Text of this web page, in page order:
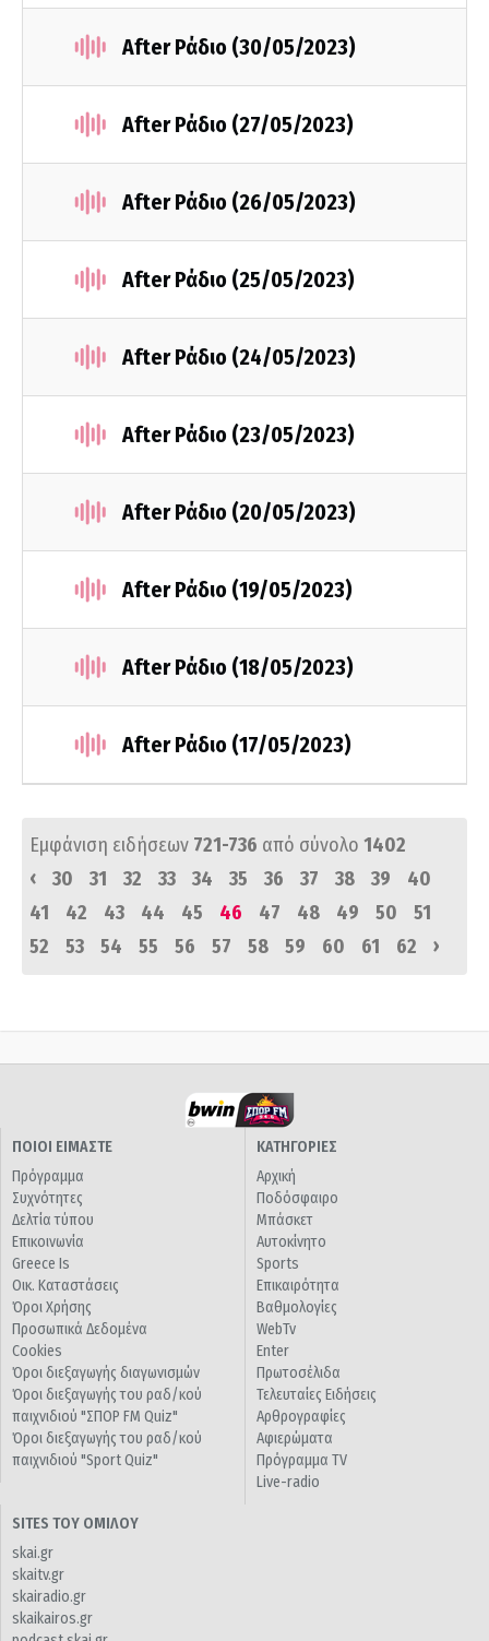
After Ράδιο (30/05/2023)
After Ράδιο (27/05/2023)
After Ράδιο (26/05/2023)
After Ράδιο (25/05/2023)
After Ράδιο (24/05/2023)
After Ράδιο (23/05/2023)
After Ράδιο (20/05/2023)
After Ράδιο (19/05/2023)
After Ράδιο (18/05/2023)
After Ράδιο (17/05/2023)
Εμφάνιση ειδήσεων 721-736 από σύνολο 1402
‹
30 31 32 33 34 35 36 37 38 39
40
41
42 43 44 45 46 47 48 49 50
51
52
53 54 55 56 57 58 59 60 61 62 ›
ΠΟΙΟΙ ΕΙΜΑΣΤΕ
Πρόγραμμα
Συχνότητες
Δελτία τύπου
Επικοινωνία
Greece Is
Οικ. Καταστάσεις
Όροι Χρήσης
Προσωπικά Δεδομένα
Cookies
Όροι διεξαγωγής διαγωνισμών
Όροι διεξαγωγής του ραδ/κού
παιχνιδιού "ΣΠΟΡ FM Quiz"
Όροι διεξαγωγής του ραδ/κού
παιχνιδιού "Sport Quiz"
ΚΑΤΗΓΟΡΙΕΣ
Αρχική
Ποδόσφαιρο
Μπάσκετ
Αυτοκίνητο
Sports
Επικαιρότητα
Βαθμολογίες
WebTv
Enter
Πρωτοσέλιδα
Τελευταίες Ειδήσεις
Αρθρογραφίες
Αφιερώματα
Πρόγραμμα TV
Live-radio
SITES ΤΟΥ ΟΜΙΛΟΥ
skai.gr
skaitv.gr
skairadio.gr
skaikairos.gr